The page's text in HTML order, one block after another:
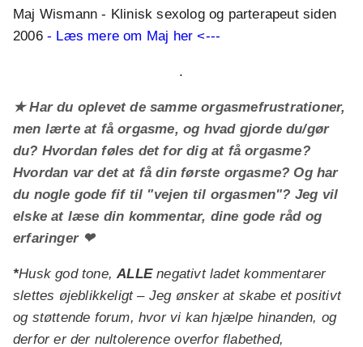
Maj Wismann - Klinisk sexolog og parterapeut siden
2006 - Læs mere om Maj her <---
.
★ Har du oplevet de samme orgasmefrustrationer,
men lærte at få orgasme, og hvad gjorde du/gør
du? Hvordan føles det for dig at få orgasme?
Hvordan var det at få din første orgasme? Og har
du nogle gode fif til "vejen til orgasmen"? Jeg vil
elske at læse din kommentar, dine gode råd og
erfaringer ❤
*Husk god tone,ALLEnegativt ladet kommentarer
slettes øjeblikkeligt – Jeg ønsker at skabe et positivt
og støttende forum, hvor vi kan hjælpe hinanden, og
derfor er der nultolerence overfor flabethed,